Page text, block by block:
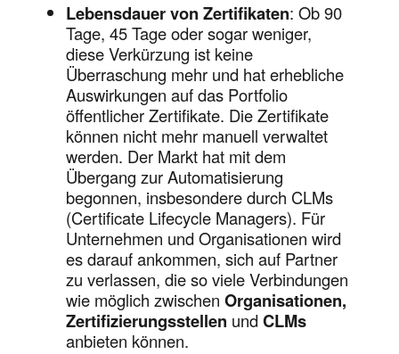
Lebensdauer von Zertifikaten: Ob 90
Tage, 45 Tage oder sogar weniger,
diese Verkürzung ist keine
Überraschung mehr und hat erhebliche
Auswirkungen auf das Portfolio
öffentlicher Zertifikate. Die Zertifikate
können nicht mehr manuell verwaltet
werden. Der Markt hat mit dem
Übergang zur Automatisierung
begonnen, insbesondere durch CLMs
(Certificate Lifecycle Managers). Für
Unternehmen und Organisationen wird
es darauf ankommen, sich auf Partner
zu verlassen, die so viele Verbindungen
wie möglich zwischenOrganisationen,
Zertifizierungsstellen undCLMs
anbieten können.